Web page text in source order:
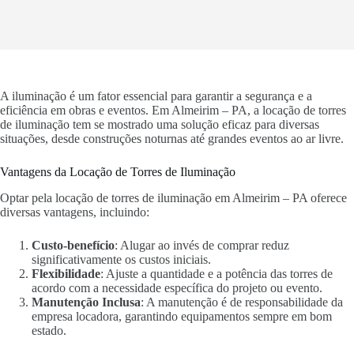
A iluminação é um fator essencial para garantir a segurança e a
eficiência em obras e eventos. Em Almeirim – PA, a locação de torres
de iluminação tem se mostrado uma solução eficaz para diversas
situações, desde construções noturnas até grandes eventos ao ar livre.
Vantagens da Locação de Torres de Iluminação
Optar pela locação de torres de iluminação em Almeirim – PA oferece
diversas vantagens, incluindo:
Custo-benefício: Alugar ao invés de comprar reduz
significativamente os custos iniciais.
Flexibilidade: Ajuste a quantidade e a potência das torres de
acordo com a necessidade específica do projeto ou evento.
Manutenção Inclusa: A manutenção é de responsabilidade da
empresa locadora, garantindo equipamentos sempre em bom
estado.